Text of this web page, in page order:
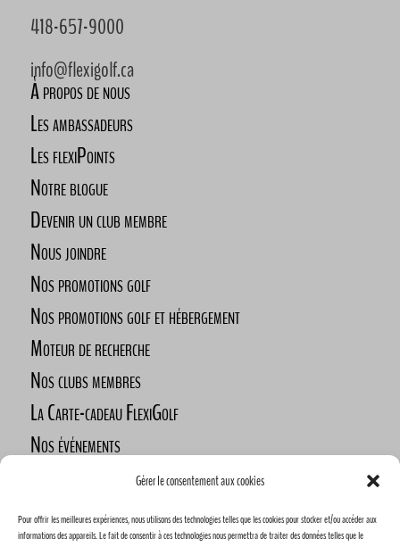
Gérer le consentement aux cookies
Pour offrir les meilleures expériences, nous utilisons des technologies telles que les cookies pour stocker et/ou accéder aux
informations des appareils. Le fait de consentir à ces technologies nous permettra de traiter des données telles que le
418-657-9000
info@flexigolf.ca
À propos de nous
Les ambassadeurs
Les flexiPoints
Notre blogue
Devenir un club membre
Nous joindre
Nos promotions golf
Nos promotions golf et hébergement
Moteur de recherche
Nos clubs membres
La Carte-cadeau FlexiGolf
Nos événements
Défi des golfeurs nomades
Nos commanditaires